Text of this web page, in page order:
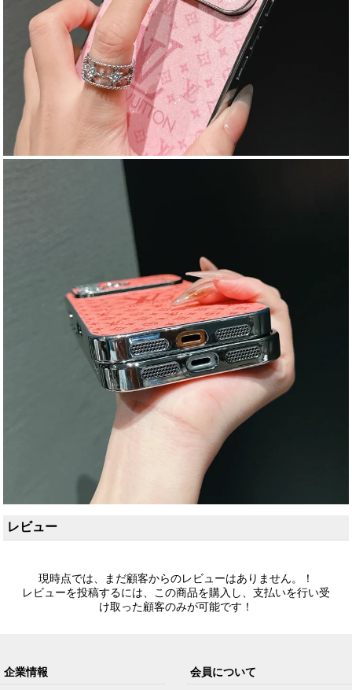
レビュー
現時点では、まだ顧客からのレビューはありません。！
レビューを投稿するには、この商品を購入し、支払いを行い受
け取った顧客のみが可能です！
企業情報 会員について